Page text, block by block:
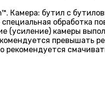
Камера: бутил с
обработка
(усиление) камеры
превышать